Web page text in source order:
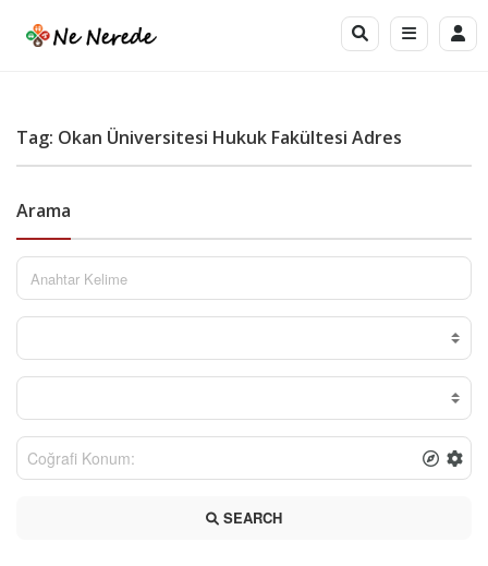
Tag: Okan Üniversitesi Hukuk Fakültesi Adres
Arama
SEARCH